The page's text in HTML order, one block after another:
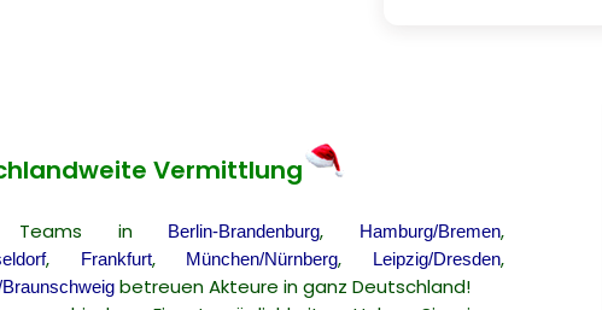
Vermittlung
Teams in Berlin-Brandenburg, Hamburg/Bremen,
, Frankfurt, München/Nürnberg, Leipzig/Dresden,
betreuen Akteure in ganz Deutschland!